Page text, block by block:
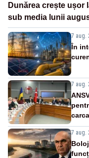
Dunărea crește ușor
sub media lunii
7 aug.
În
7 aug.
7 aug.